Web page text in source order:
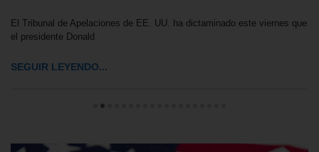
El Tribunal de Apelaciones de EE. UU. ha dictaminado este viernes que
el presidente Donald
SEGUIR LEYENDO...